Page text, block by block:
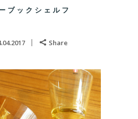
ブックシェルフ
Share